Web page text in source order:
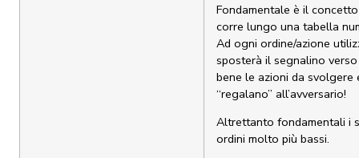
Fondamentale è il
corre lungo una tabella
Ad ogni ordine/azione
sposterà il segnalino
bene le azioni da
“regalano” all’avversario!
Altrettanto fondamentali i
ordini molto più bassi.